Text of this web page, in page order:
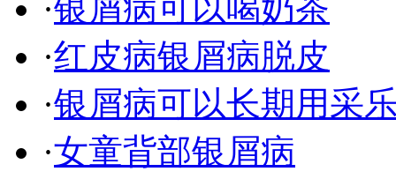
·银屑病可以喝奶茶
·红皮病银屑病脱皮
·银屑病可以长期用采
·女童背部银屑病